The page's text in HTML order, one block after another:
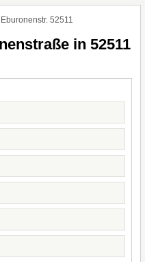
Eburonenstr. 52511
in 52511